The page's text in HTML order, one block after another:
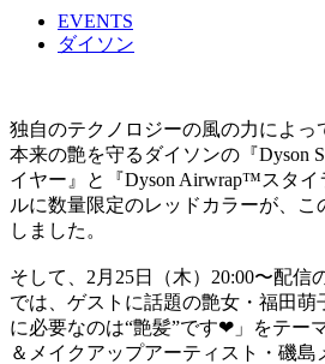
EVENTS
ダイソン
独自のテクノロジーの風の力によっ
本来の艶を守るダイソンの『Dyson
イヤー』と『Dyson Airwrap™スタ
ルに数量限定のレッドカラーが、
しました。
そして、2月25日（木）20:00〜配信
では、ゲストに話題の艶女・福田萌
に必要なのは“艶髪”です❤︎」をテー
＆メイクアップアーティスト・磯